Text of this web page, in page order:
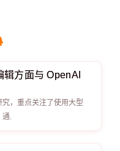
方面与 OpenAI
，重点关注了使用大型
通.